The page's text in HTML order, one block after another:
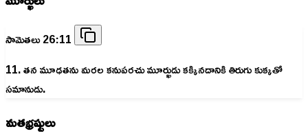
సామెతలు 26:11
11. తన మూఢతను మరల కనుపరచు మూర్ఖుడు కక్కినదానికి తిరుగు కుక్కతో
సమానుడు.
మతభ్రష్టులు